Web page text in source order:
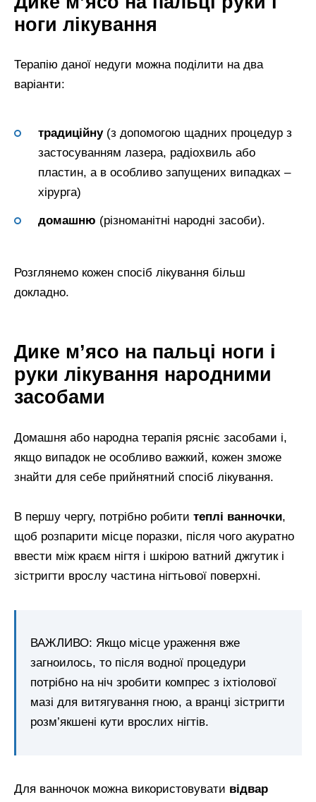
ноги лікування
Терапію даної недуги можна поділити на два
варіанти:
традиційну(з допомогою щадних процедур з
застосуванням лазера, радіохвиль або
пластин, а в особливо запущених випадках –
хірурга)
домашню (різноманітні народні засоби).
Розглянемо кожен спосіб лікування більш
докладно.
Дике м’ясо на пальці ноги і
руки лікування народними
засобами
Домашня або народна терапія рясніє засобами і,
якщо випадок не особливо важкий, кожен зможе
знайти для себе прийнятний спосіб лікування.
В першу чергу, потрібно робити теплі ванночки,
щоб розпарити місце поразки, після чого акуратно
ввести між краєм нігтя і шкірою ватний джгутик і
зістригти врослу частина нігтьової поверхні.
ВАЖЛИВО: Якщо місце ураження вже
загноилось, то після водної процедури
потрібно на ніч зробити компрес з іхтіолової
мазі для витягування гною, а вранці зістригти
розм’якшені кути врослих нігтів.
Для ванночок можна використовувати відвар